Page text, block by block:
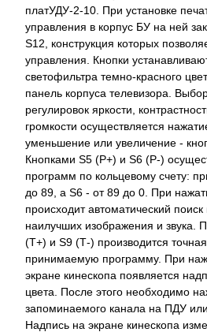
платУДУ-2-10. При установке
управления в корпус БУ на ней
S12, конструкция которых
управления. Кнопки
светофильтра темно-красного
панель корпуса телевизора.
регулировок яркости,
громкости осуществляется
уменьшение или увеличение -
Кнопками S5 (Р+) и S6 (Р-)
программ по кольцевому счету:
до 89, а S6 - от 89 до 0. При
происходит автоматический
наилучших изображения и звука.
(Т+) и S9 (Т-) производится
принимаемую программу. При
экране кинескопа появляется
цвета. После этого необходимо
запоминаемого канала на ПДУ
Надпись на экране кинескопа